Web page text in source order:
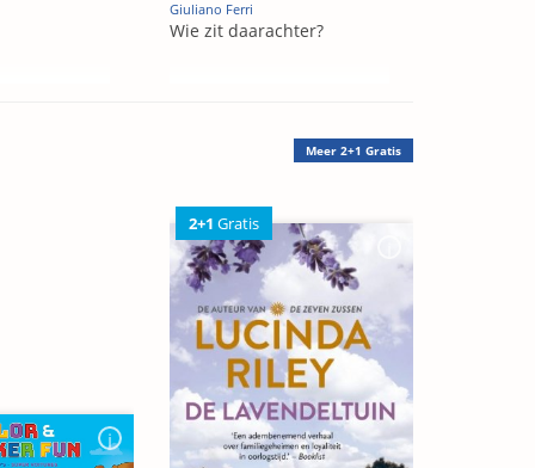
Giuliano Ferri
Wie zit daarachter?
Meer 2+1 Gratis
2+1 Gratis